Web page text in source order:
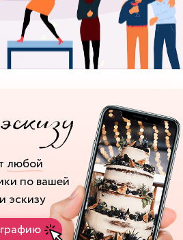
любой
по вашей
эскизу